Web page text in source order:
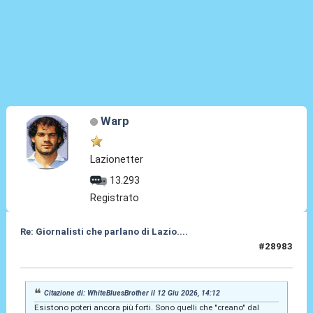
Warp
Lazionetter
13.293
Registrato
Re: Giornalisti che parlano di Lazio....
#28983
Citazione di: WhiteBluesBrother il 12 Giu 2026, 14:12
Esistono poteri ancora più forti. Sono quelli che "creano" dal